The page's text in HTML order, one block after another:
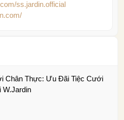
ss.jardin.official